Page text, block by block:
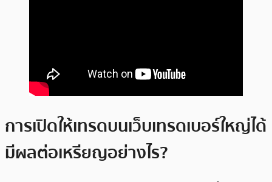
การเปิดให้เทรดบนเว็บเทรดเบอร์ใหญ่ได้
มีผลต่อเหรียญอย่างไร?